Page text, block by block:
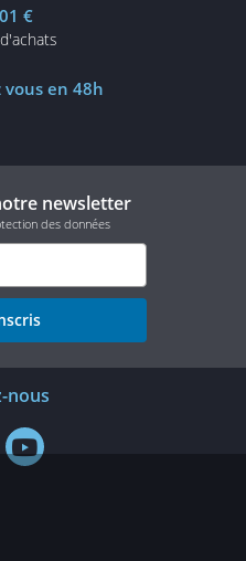
€
vous en 48h
newsletter
des données
nous
